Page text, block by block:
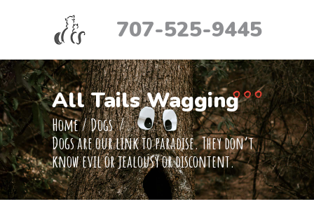
707-525-9445
All Tails Wagging
Home/Dogs/
Dogs are our link to paradise. They don’t
know evil or jealousy or discontent.